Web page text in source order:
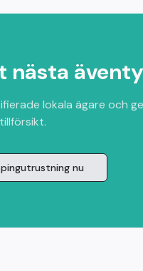
nästa
lokala ägare och
tillförsikt.
nu